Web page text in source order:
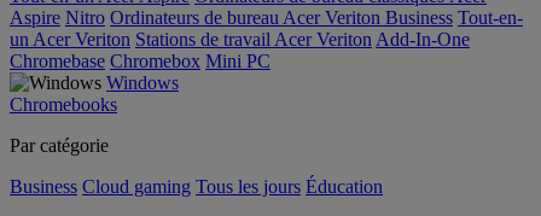
Aspire Nitro Ordinateurs de bureau Acer Veriton Business Tout-en-
un Acer Veriton Stations de travail Acer Veriton Add-In-One
Chromebase Chromebox Mini PC
Windows
Chromebooks
Par catégorie
Business Cloud gaming Tous les jours Éducation